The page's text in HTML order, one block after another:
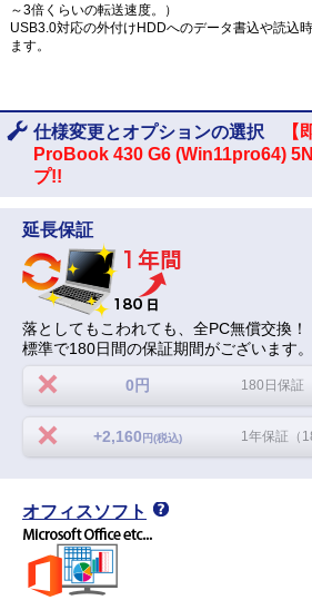
～3倍くらいの転送速度。）
USB3.0対応の外付けHDDへのデータ書込や読込
ます。
仕様変更とオプションの選択
【
ProBook 430 G6 (Win11pro64)
プ!!
延長保証
落としてもこわれても、全PC無償交換！
標準で180日間の保証期間がございます。
0円 180日保証
+2,160 円(税込) 1年保証（
オフィスソフト